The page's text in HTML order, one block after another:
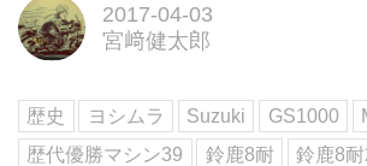
2017-04-03
宮﨑健太郎
歴史 ヨシムラ Suzuki GS1000
歴代優勝マシン39
鈴鹿8耐 鈴鹿8